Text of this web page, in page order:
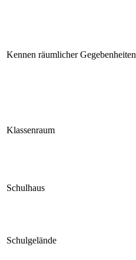
Kennen räumlicher Gegebenheiten
Klassenraum
Schulhaus
Schulgelände